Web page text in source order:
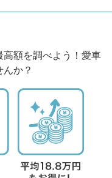
額を調べよう！愛車
か？